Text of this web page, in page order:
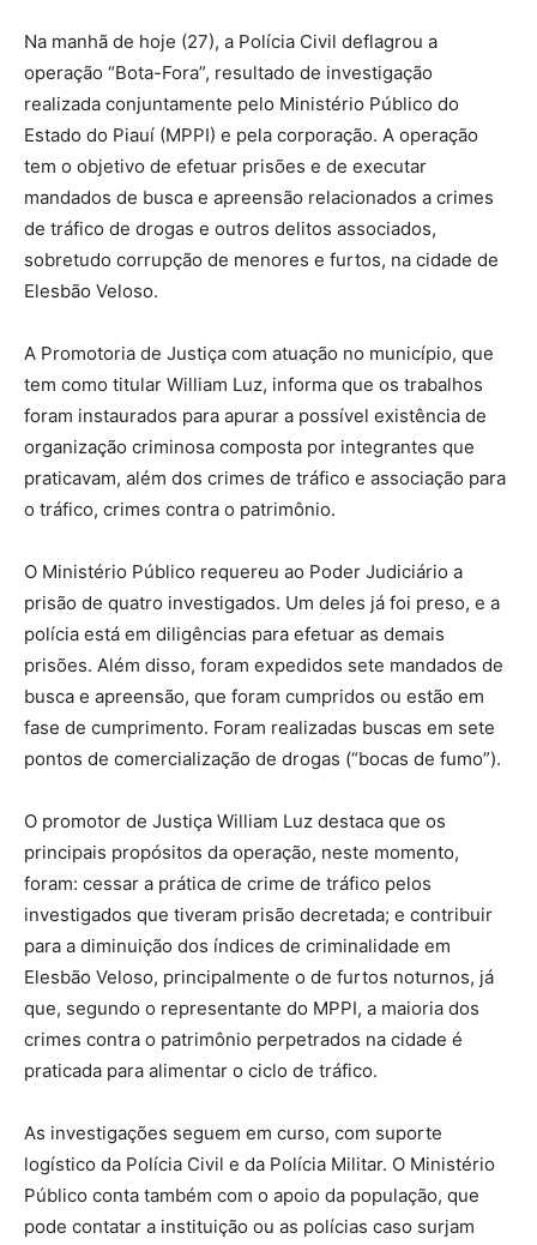
Na manhã de hoje (27), a Polícia Civil deflagrou a
operação “Bota-Fora”, resultado de investigação
realizada conjuntamente pelo Ministério Público do
Estado do Piauí (MPPI) e pela corporação. A operação
tem o objetivo de efetuar prisões e de executar
mandados de busca e apreensão relacionados a crimes
de tráfico de drogas e outros delitos associados,
sobretudo corrupção de menores e furtos, na cidade de
Elesbão Veloso.
A Promotoria de Justiça com atuação no município, que
tem como titular William Luz, informa que os trabalhos
foram instaurados para apurar a possível existência de
organização criminosa composta por integrantes que
praticavam, além dos crimes de tráfico e associação para
o tráfico, crimes contra o patrimônio.
O Ministério Público requereu ao Poder Judiciário a
prisão de quatro investigados. Um deles já foi preso, e a
polícia está em diligências para efetuar as demais
prisões. Além disso, foram expedidos sete mandados de
busca e apreensão, que foram cumpridos ou estão em
fase de cumprimento. Foram realizadas buscas em sete
pontos de comercialização de drogas (“bocas de fumo”).
O promotor de Justiça William Luz destaca que os
principais propósitos da operação, neste momento,
foram: cessar a prática de crime de tráfico pelos
investigados que tiveram prisão decretada; e contribuir
para a diminuição dos índices de criminalidade em
Elesbão Veloso, principalmente o de furtos noturnos, já
que, segundo o representante do MPPI, a maioria dos
crimes contra o patrimônio perpetrados na cidade é
praticada para alimentar o ciclo de tráfico.
As investigações seguem em curso, com suporte
logístico da Polícia Civil e da Polícia Militar. O Ministério
Público conta também com o apoio da população, que
pode contatar a instituição ou as polícias caso surjam